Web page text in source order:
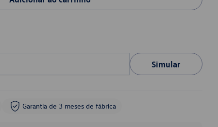
Simular
Garantia de 3 meses de fábrica